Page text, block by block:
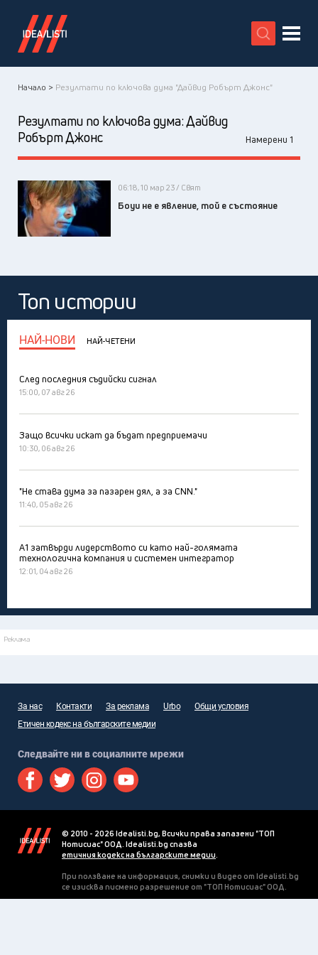
X
Начало > Резултати по ключова дума "Дайвид Робърт Джонс"
Резултати по ключова дума:Дайвид
Робърт Джонс
Намерени 1
06:18, 10 мар 23 / Свят
Боуи не е явление, той е състояние
Топ истории
НАЙ-НОВИ НАЙ-ЧЕТЕНИ
След последния съдийски сигнал
15:00, 07 авг 26
Защо всички искат да бъдат предприемачи
10:30, 06 авг 26
"Не става дума за пазарен дял, а за CNN."
11:40, 05 авг 26
А1 затвърди лидерството си като най-голямата
технологична компания и системен интегратор
12:01, 04 авг 26
Реклама
За нас Контакти За реклама Urbo
Общи условия
Етичен кодекс на българските медии
Следвайте ни в социалните мрежи
© 2010 - 2026 Idealisti.bg, Всички права запазени "ТОП
Нотисиас" ООД. Idealisti.bg спазва
етичния кодекс на българските медии.
При ползване на информация, снимки и видео от Idealisti.bg
се изисква писмено разрешение от "ТОП Нотисиас" ООД.